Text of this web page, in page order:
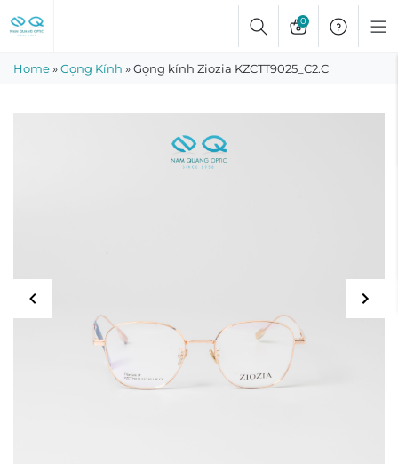
to
0
Home»Gọng Kính »Gọng kính Ziozia KZCTT9025_C2.C